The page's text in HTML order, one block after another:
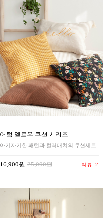
어텀 멜로우 쿠션 시리즈
아기자기한 패턴과 컬러매치의 쿠션세트
16,900원 25,000원 리뷰 2